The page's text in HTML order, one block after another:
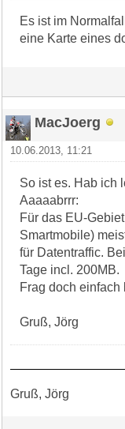
Es ist im
eine Karte eines
MacJoerg
10.06.2013, 11:21
So ist es. Hab ich
Aaaaabrrr:
Für das EU-
Smartmobile)
für Datentraffic.
Tage incl. 200MB.
Frag doch
Gruß, Jörg
Gruß, Jörg